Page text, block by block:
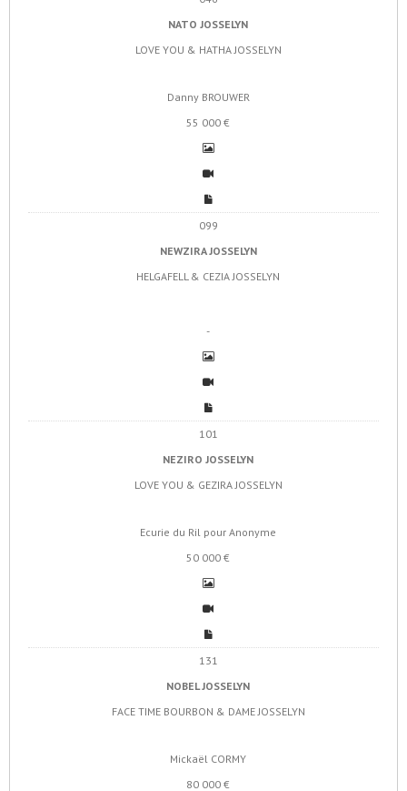
NATO JOSSELYN
LOVE YOU & HATHA JOSSELYN
Danny BROUWER
55 000 €
099
NEWZIRA JOSSELYN
HELGAFELL & CEZIA JOSSELYN
-
101
NEZIRO JOSSELYN
LOVE YOU & GEZIRA JOSSELYN
Ecurie du Ril pour Anonyme
50 000 €
131
NOBEL JOSSELYN
FACE TIME BOURBON & DAME JOSSELYN
Mickaël CORMY
80 000 €